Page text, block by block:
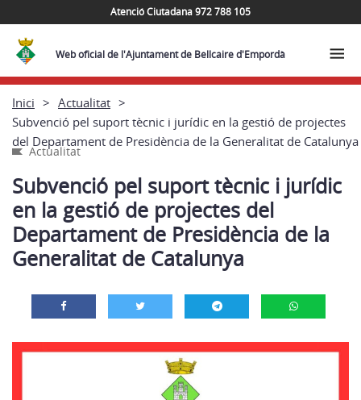
Atenció Ciutadana 972 788 105
Web oficial de l'Ajuntament de Bellcaire d'Empordà
Inici
Actualitat
Subvenció pel suport tècnic i jurídic en la gestió de projectes
del Departament de Presidència de la Generalitat de Catalunya
Actualitat
Subvenció pel suport tècnic i jurídic
en la gestió de projectes del
Departament de Presidència de la
Generalitat de Catalunya